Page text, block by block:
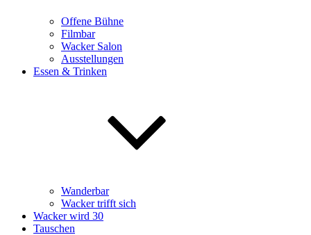
Offene Bühne
Filmbar
Wacker Salon
Ausstellungen
Essen & Trinken
Wanderbar
Wacker trifft sich
Wacker wird 30
Tauschen